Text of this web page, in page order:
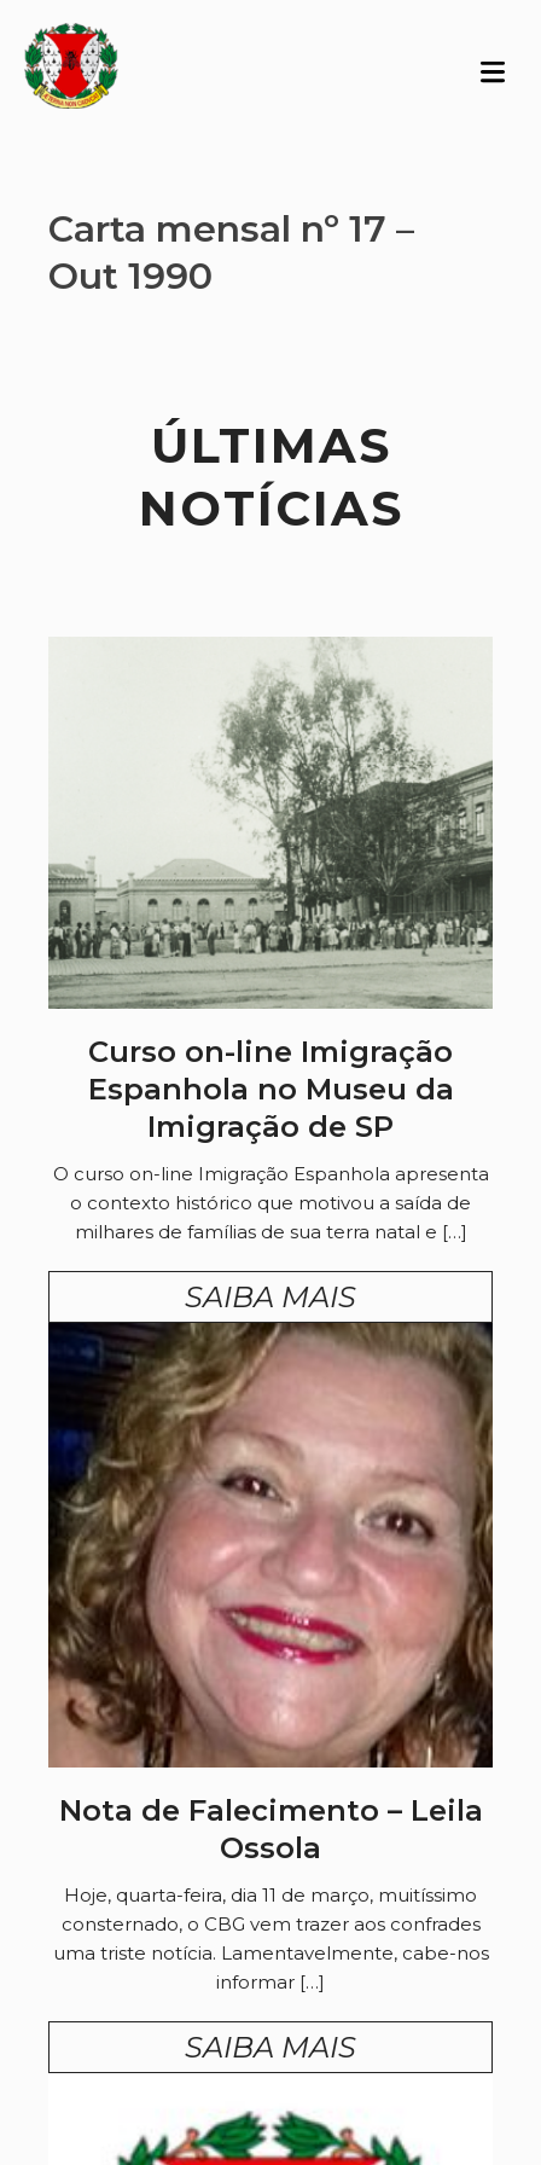
Carta mensal nº 17 –
Out 1990
ÚLTIMAS
NOTÍCIAS
Curso on-line Imigração
Espanhola no Museu da
Imigração de SP
O curso on-line Imigração Espanhola apresenta
o contexto histórico que motivou a saída de
milhares de famílias de sua terra natal e […]
SAIBA MAIS
Nota de Falecimento – Leila
Ossola
Hoje, quarta-feira, dia 11 de março, muitíssimo
consternado, o CBG vem trazer aos confrades
uma triste notícia. Lamentavelmente, cabe-nos
informar […]
SAIBA MAIS